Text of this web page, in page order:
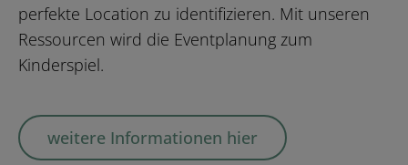
perfekte Location zu identifizieren. Mit unseren
Ressourcen wird die Eventplanung zum
Kinderspiel.
weitere Informationen hier